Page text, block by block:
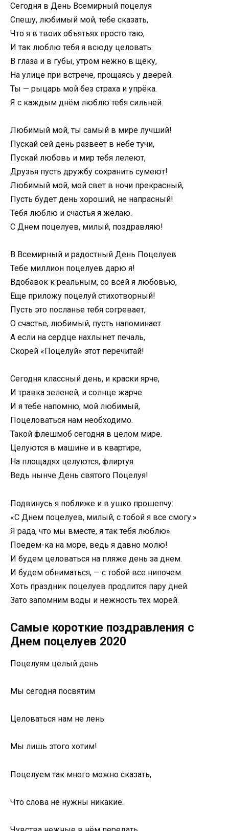
Сегодня в День Всемирный поцелуя
Спешу, любимый мой, тебе сказать,
Что я в твоих объятьях просто таю,
И так люблю тебя я всюду целовать:
В глаза и в губы, утром нежно в щёку,
На улице при встрече, прощаясь у дверей.
Ты — рыцарь мой без страха и упрёка.
Я с каждым днём люблю тебя сильней.
Любимый мой, ты самый в мире лучший!
Пускай сей день развеет в небе тучи,
Пускай любовь и мир тебя лелеют,
Друзья пусть дружбу сохранить сумеют!
Любимый мой, мой свет в ночи прекрасный,
Пусть будет день хороший, не напрасный!
Тебя люблю и счастья я желаю.
С Днем поцелуев, милый, поздравляю!
В Всемирный и радостный День Поцелуев
Тебе миллион поцелуев дарю я!
Вдобавок к реальным, со всей я любовью,
Еще приложу поцелуй стихотворный!
Пусть это посланье тебя согревает,
О счастье, любимый, пусть напоминает.
А если на сердце нахлынет печаль,
Скорей «Поцелуй» этот перечитай!
Сегодня классный день, и краски ярче,
И травка зеленей, и солнце жарче.
И я тебе напомню, мой любимый,
Поцеловаться нам необходимо.
Такой флешмоб сегодня в целом мире.
Целуются в машине и в квартире,
На площадях целуются, флиртуя.
Ведь нынче День святого Поцелуя!
Подвинусь я поближе и в ушко прошепчу:
«С Днем поцелуев, милый, с тобой я все смогу.»
Я рада, что мы вместе, я так тебя люблю».
Поедем-ка на море, ведь я давно молю!
И будем целоваться на пляже день за днем.
И будем обниматься, — с тобой все нипочем.
Хоть праздник поцелуев продлится пару дней.
Зато запомним воды и нежность тех морей.
Самые короткие поздравления с
Днем поцелуев 2020
Поцелуям целый день
Мы сегодня посвятим
Целоваться нам не лень
Мы лишь этого хотим!
Поцелуем так много можно сказать,
Что слова не нужны никакие.